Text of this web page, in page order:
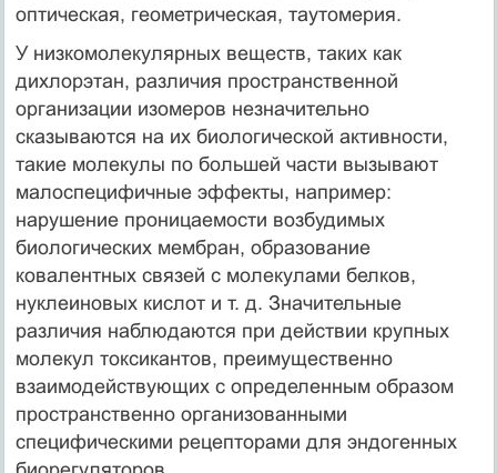
оптическая, геометрическая, таутомерия.
У низкомолекулярных веществ, таких как
дихлорэтан, различия пространственной
организации изомеров незначительно
сказываются на их биологической активности,
такие молекулы по большей части вызывают
малоспецифичные эффекты, например:
нарушение проницаемости возбудимых
биологических мембран, образование
ковалентных связей с молекулами белков,
нуклеиновых кислот и т. д. Значительные
различия наблюдаются при действии крупных
молекул токсикантов, преимущественно
взаимодействующих с определенным образом
пространственно организованными
специфическими рецепторами для эндогенных